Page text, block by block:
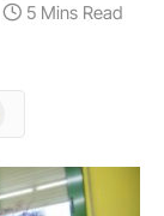
5 Mins Read